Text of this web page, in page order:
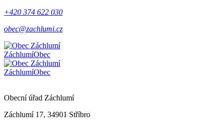
+420 374 622 030
obec@zachlumi.cz
ZáchlumíObec
ZáchlumíObec
Obecní úřad Záchlumí
Záchlumí 17, 34901 Stříbro